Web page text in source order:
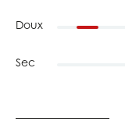
Doux
Sec